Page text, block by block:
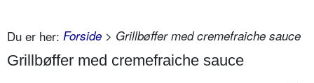
Du er her: Forside > Grillbøffer med cremefraiche sauce
Grillbøffer med cremefraiche sauce